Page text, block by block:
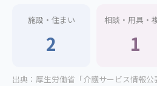
施設・住まい
2
相談・用具・
1
出典：厚生労働省「介護サービス情報